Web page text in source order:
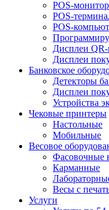
POS-
POS-
POS-
Дисплеи QR-
Дисплеи
Банковское
Детекторы
Дисплеи
Устройства
Чековые принтеры
Настольные
Мобильные
Весовое
Фасовочные
Карманные
Весы с
Услуги